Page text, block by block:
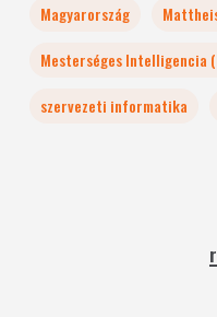
Magyarország
Mesterséges Intelligencia
szervezeti informatika